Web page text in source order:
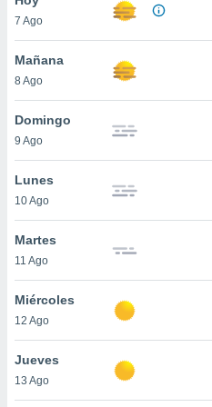
y
en
más
de
7 Ago
Mañana
8 Ago
Domingo
9 Ago
Lunes
10 Ago
Martes
11 Ago
Miércoles
12 Ago
Jueves
13 Ago